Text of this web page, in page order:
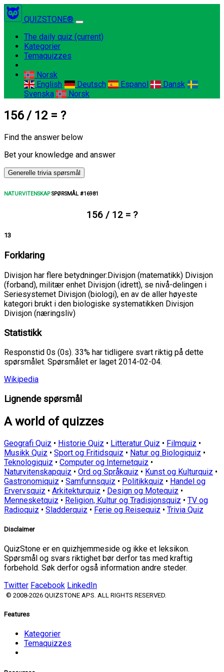
QUIZSTONE®
The daily quiz (current)
Kategorier
Temaquizzes
Norsk
English
Deutsch Espanol
Dansk
Svenska
Norsk
156 / 12 = ?
Find the answer below
Bet your knowledge and answer
Generelle trivia spørsmål
NATURVITENSKAPSPØRSMÅL #16981
156 / 12 = ?
13
Forklaring
Divisjon har flere betydninger:Divisjon (matematikk) Divisjon
(forband), militær enhet Divisjon (idrett), se nivå-delingen i
Seriesystemet Divisjon (biologi), en av de aller høyeste
kategori brukt i den biologiske systematikken Divisjon
Divisjon (næringsliv)
Statistikk
Responstid 0s (0s). 33% har tidligere svart riktig på dette
spørsmålet. Spørsmålet er laget 2014-02-04.
Wikipedia
Lignende spørsmål
A world of quizzes
Geografi Quiz • Historie Quiz • Litteratur Quiz • Filmquiz •
Musikk Quiz • Sport og Fritidsquiz • Natur og Biologiquiz •
Teknologiquiz • Computer og Internetquiz •
Naturvitenskapquiz • Ord og Språkquiz • Kunst og Kulturquiz •
Gastronomiquiz • Samfunnsquiz • Politikkquiz • Handel og
Ervervsquiz • Arkitekturquiz • Design og Motequiz •
Mennesketquiz • Religion, Kultur og Tradisjonsquiz • TV og
Radioquiz • Sladderquiz • Ferie og Reisequiz • Trivia Quiz
Disclaimer
QuizStone er en quizhjemmeside og ikke et leksikon.
Spørsmål og svars riktighet bør derfor tas med kraftig
forbehold. Søk derfor også information andre steder.
Twitter Facebook LinkedIn
© 2008-2026 QUIZSTONE APS. ALL RIGHTS RESERVED.
Features
Kategorier
Temaquizzes